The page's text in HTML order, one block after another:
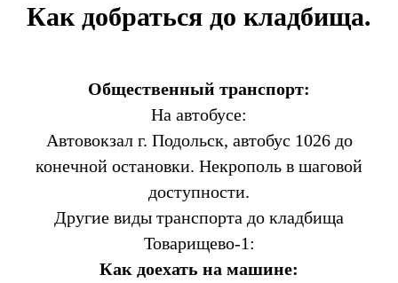
Как добраться до кладбища.
Общественный транспорт:
На автобусе:
Автовокзал г. Подольск, автобус 1026 до
конечной остановки. Некрополь в шаговой
доступности.
Другие виды транспорта до кладбища
Товарищево-1:
Как доехать на машине: